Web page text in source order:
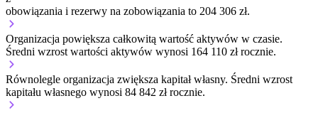
obowiązania i rezerwy na zobowiązania to 204 306 zł.
Organizacja powiększa całkowitą wartość aktywów w czasie.
Średni wzrost wartości aktywów wynosi 164 110 zł rocznie.
Równolegle organizacja zwiększa kapitał własny. Średni wzrost
kapitału własnego wynosi 84 842 zł rocznie.